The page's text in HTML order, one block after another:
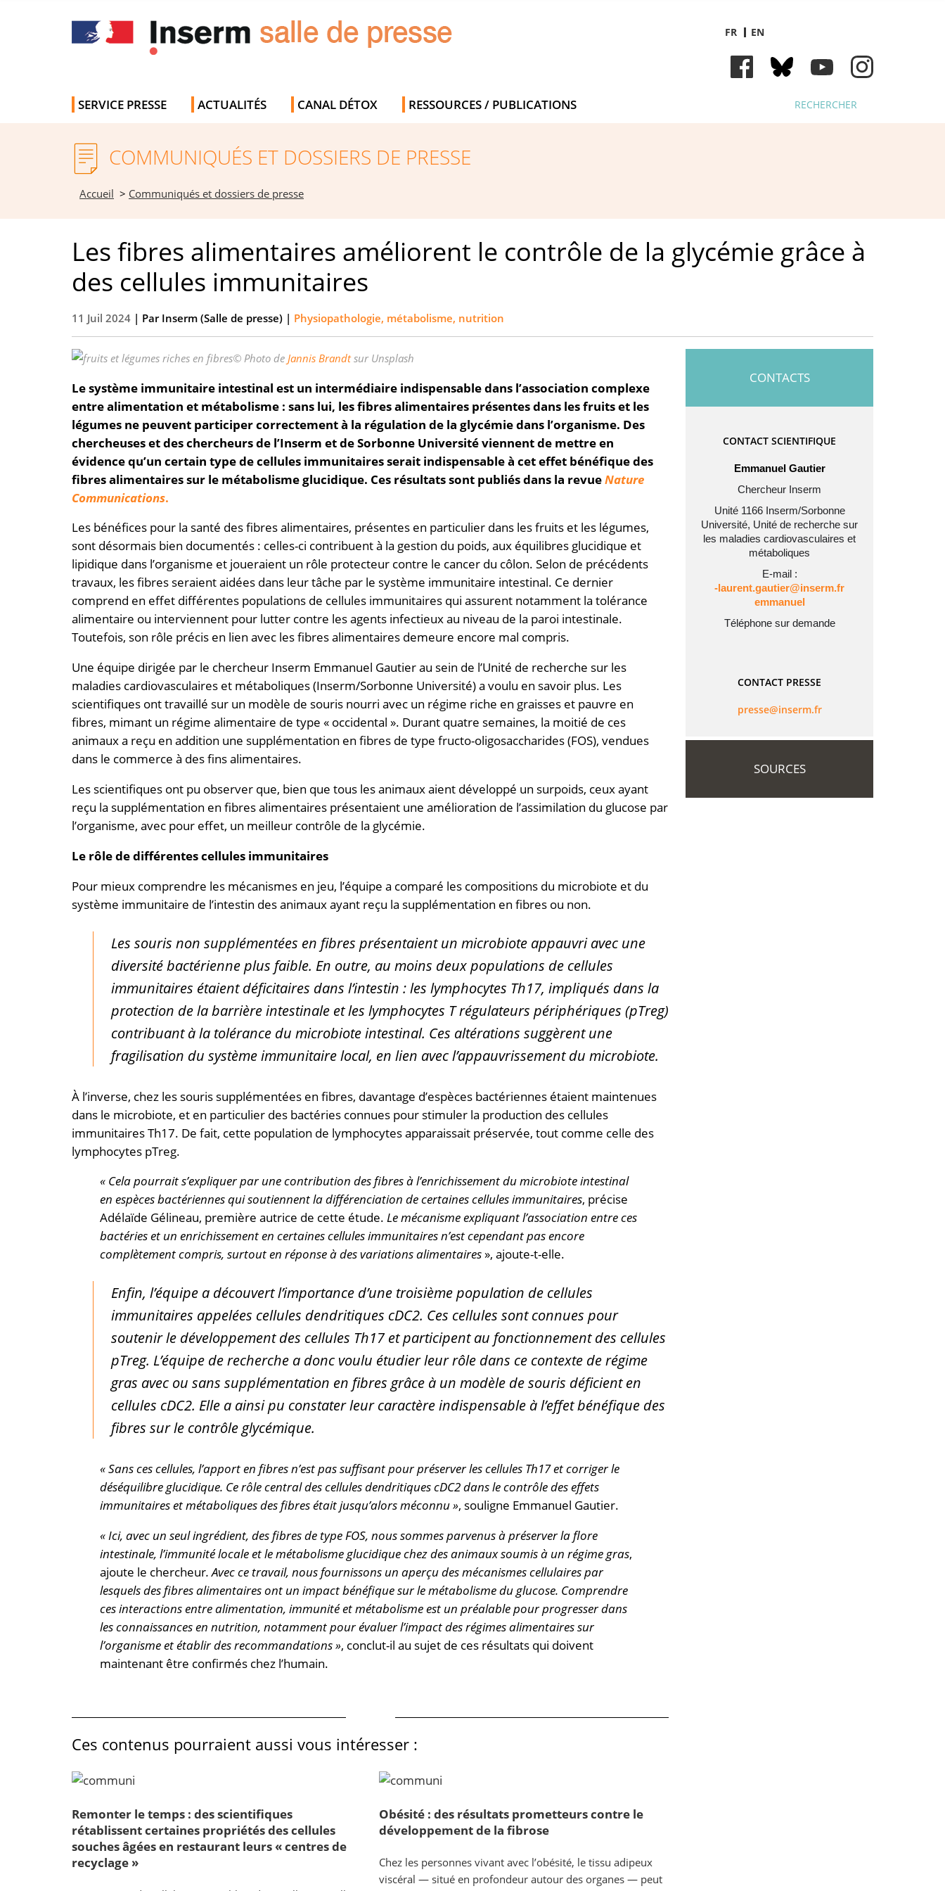
FR EN
RECHERCHER
SERVICE PRESSE ACTUALITÉS CANAL DÉTOX RESSOURCES / PUBLICATIONS
COMMUNIQUÉS ET DOSSIERS DE PRESSE
Accueil > Communiqués et dossiers de presse
Les fibres alimentaires améliorent le contrôle de la glycémie grâce à
des cellules immunitaires
11 Juil 2024 | ParInserm (Salle de presse) | Physiopathologie, métabolisme, nutrition
© Photo de Jannis Brandtsur Unsplash
Le système immunitaire intestinal est un intermédiaire indispensable dans l’association complexe
entre alimentation et métabolisme : sans lui, les fibres alimentaires présentes dans les fruits et les
légumes ne peuvent participer correctement à la régulation de la glycémie dans l’organisme. Des
chercheuses et des chercheurs de l’Inserm et de Sorbonne Université viennent de mettre en
évidence qu’un certain type de cellules immunitaires serait indispensable à cet effet bénéfique des
fibres alimentaires sur le métabolisme glucidique. Ces résultats sont publiés dans la revueNature
Communications.
Les bénéfices pour la santé des fibres alimentaires, présentes en particulier dans les fruits et les légumes,
sont désormais bien documentés : celles-ci contribuent à la gestion du poids, aux équilibres glucidique et
lipidique dans l’organisme et joueraient un rôle protecteur contre le cancer du côlon. Selon de précédents
travaux, les fibres seraient aidées dans leur tâche par le système immunitaire intestinal. Ce dernier
comprend en effet différentes populations de cellules immunitaires qui assurent notamment la tolérance
alimentaire ou interviennent pour lutter contre les agents infectieux au niveau de la paroi intestinale.
Toutefois, son rôle précis en lien avec les fibres alimentaires demeure encore mal compris.
Une équipe dirigée par le chercheur Inserm Emmanuel Gautier au sein de l’Unité de recherche sur les
maladies cardiovasculaires et métaboliques (Inserm/Sorbonne Université) a voulu en savoir plus. Les
scientifiques ont travaillé sur un modèle de souris nourri avec un régime riche en graisses et pauvre en
fibres, mimant un régime alimentaire de type « occidental ». Durant quatre semaines, la moitié de ces
animaux a reçu en addition une supplémentation en fibres de type fructo-oligosaccharides (FOS), vendues
dans le commerce à des fins alimentaires.
Les scientifiques ont pu observer que, bien que tous les animaux aient développé un surpoids, ceux ayant
reçu la supplémentation en fibres alimentaires présentaient une amélioration de l’assimilation du glucose par
l’organisme, avec pour effet, un meilleur contrôle de la glycémie.
Le rôle de différentes cellules immunitaires
Pour mieux comprendre les mécanismes en jeu, l’équipe a comparé les compositions du microbiote et du
système immunitaire de l’intestin des animaux ayant reçu la supplémentation en fibres ou non.
Les souris non supplémentées en fibres présentaient un microbiote appauvri avec une
diversité bactérienne plus faible. En outre, au moins deux populations de cellules
immunitaires étaient déficitaires dans l’intestin : les lymphocytes Th17, impliqués dans la
protection de la barrière intestinale et les lymphocytes T régulateurs périphériques (pTreg)
contribuant à la tolérance du microbiote intestinal. Ces altérations suggèrent une
fragilisation du système immunitaire local, en lien avec l’appauvrissement du microbiote.
À l’inverse, chez les souris supplémentées en fibres, davantage d’espèces bactériennes étaient maintenues
dans le microbiote, et en particulier des bactéries connues pour stimuler la production des cellules
immunitaires Th17. De fait, cette population de lymphocytes apparaissait préservée, tout comme celle des
lymphocytes pTreg.
« Cela pourrait s’expliquer par une contribution des fibres à l’enrichissement du microbiote intestinal
en espèces bactériennes qui soutiennent la différenciation de certaines cellules immunitaires, précise
Adélaïde Gélineau, première autrice de cette étude. Le mécanisme expliquant l’association entre ces
bactéries et un enrichissement en certaines cellules immunitaires n’est cependant pas encore
complètement compris, surtout en réponse à des variations alimentaires», ajoute-t-elle.
Enfin, l’équipe a découvert l’importance d’une troisième population de cellules
immunitaires appelées cellules dendritiques cDC2. Ces cellules sont connues pour
soutenir le développement des cellules Th17 et participent au fonctionnement des cellules
pTreg. L’équipe de recherche a donc voulu étudier leur rôle dans ce contexte de régime
gras avec ou sans supplémentation en fibres grâce à un modèle de souris déficient en
cellules cDC2. Elle a ainsi pu constater leur caractère indispensable à l’effet bénéfique des
fibres sur le contrôle glycémique.
« Sans ces cellules, l’apport en fibres n’est pas suffisant pour préserver les cellules Th17 et corriger le
déséquilibre glucidique. Ce rôle central des cellules dendritiques cDC2 dans le contrôle des effets
immunitaires et métaboliques des fibres était jusqu’alors méconnu », souligne Emmanuel Gautier.
« Ici, avec un seul ingrédient, des fibres de type FOS, nous sommes parvenus à préserver la flore
intestinale, l’immunité locale et le métabolisme glucidique chez des animaux soumis à un régime gras,
ajoute le chercheur. Avec ce travail, nous fournissons un aperçu des mécanismes cellulaires par
lesquels des fibres alimentaires ont un impact bénéfique sur le métabolisme du glucose. Comprendre
ces interactions entre alimentation, immunité et métabolisme est un préalable pour progresser dans
les connaissances en nutrition, notamment pour évaluer l’impact des régimes alimentaires sur
l’organisme et établir des recommandations », conclut-il au sujet de ces résultats qui doivent
maintenant être confirmés chez l’humain.
Ces contenus pourraient aussi vous intéresser :
Remonter le temps : des scientifiques
rétablissent certaines propriétés des cellules
souches âgées en restaurant leurs « centres de
recyclage »
Obésité : des résultats prometteurs contre le
développement de la fibrose
Chez les personnes vivant avec l’obésité, le tissu adipeux
viscéral — situé en profondeur autour des organes — peut
CONTACTS
CONTACT SCIENTIFIQUE
Emmanuel Gautier
Chercheur Inserm
Unité 1166 Inserm/Sorbonne
Université, Unité de recherche sur
les maladies cardiovasculaires et
métaboliques
E-mail :
rf.mresni@reituag.tnerual-
leunamme
Téléphone sur demande
CONTACT PRESSE
rf.mresni@esserp
SOURCES